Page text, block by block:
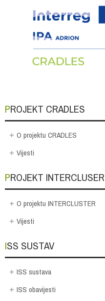
PROJEKT CRADLES
O projektu CRADLES
Vijesti
PROJEKT INTERCLUSER
O projektu INTERCLUSTER
Vijesti
ISS SUSTAV
ISS sustava
ISS obavijesti